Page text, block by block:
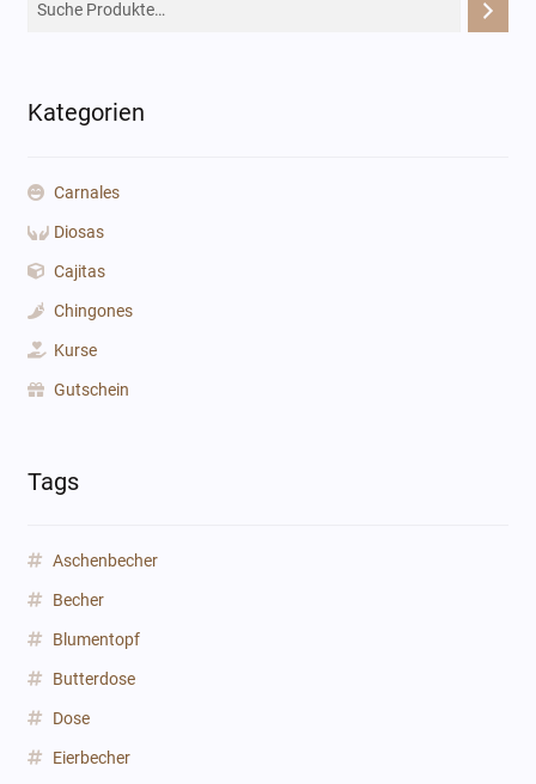
Kategorien
Carnales
Diosas
Cajitas
Chingones
Kurse
Gutschein
Tags
Aschenbecher
Becher
Blumentopf
Butterdose
Dose
Eierbecher